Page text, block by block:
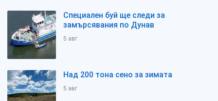
Специален буй ще следи за
замърсявания по Дунав
5 авг
Над 200 тона сено за зимата
5 авг